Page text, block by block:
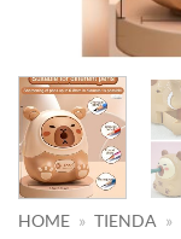
HOME » TIENDA »